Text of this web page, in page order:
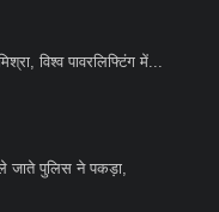
विश्व पावरलिफ्टिंग में...
पुलिस ने पकड़ा,